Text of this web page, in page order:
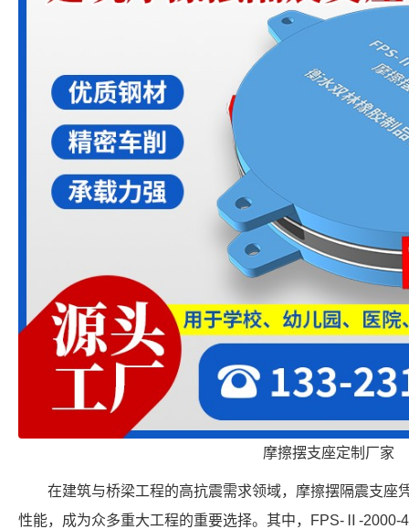
摩擦摆支座定制厂家
在建筑与桥梁工程的高抗震需求领域，摩擦摆隔震支座
性能，成为众多重大工程的重要选择。其中，FPS-Ⅱ-2000-